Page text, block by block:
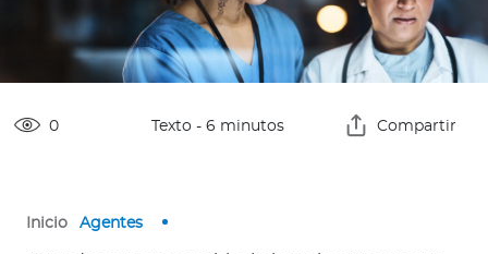
a
d
0 Texto -6 minutos Compartir
Inicio Agentes